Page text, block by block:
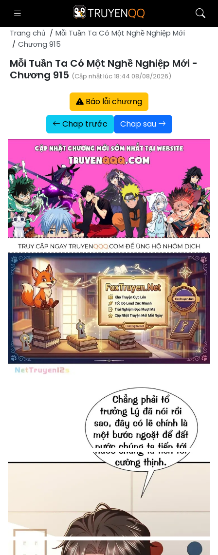
Trang chủ
Mỗi Tuần Ta Có Một Nghề Nghiệp Mới
Chương 915
Mỗi Tuần Ta Có Một Nghề Nghiệp Mới -
Chương 915 (Cập nhật lúc 18:44 08/08/2026)
Báo lỗi chương
Chap trước
Chap sau